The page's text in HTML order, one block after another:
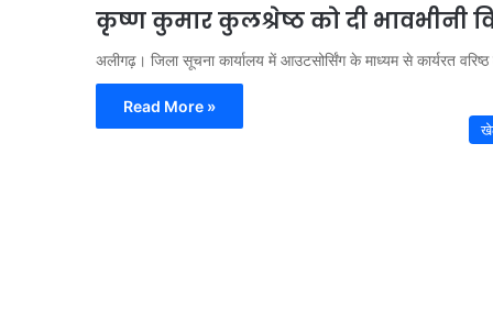
कृष्ण कुमार कुलश्रेष्ठ को दी भावभीनी
अलीगढ़। जिला सूचना कार्यालय में आउटसोर्सिंग के माध्यम से कार्यरत
Read More »